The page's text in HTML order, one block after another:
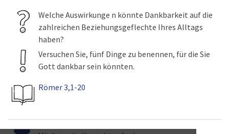
Welche Auswirkunge n könnte Dankbarkeit auf die
zahlreichen Beziehungsgeflechte Ihres Alltags
haben?
Versuchen Sie, fünf Dinge zu benennen, für die Sie
Gott dankbar sein könnten.
Römer 3,1-20